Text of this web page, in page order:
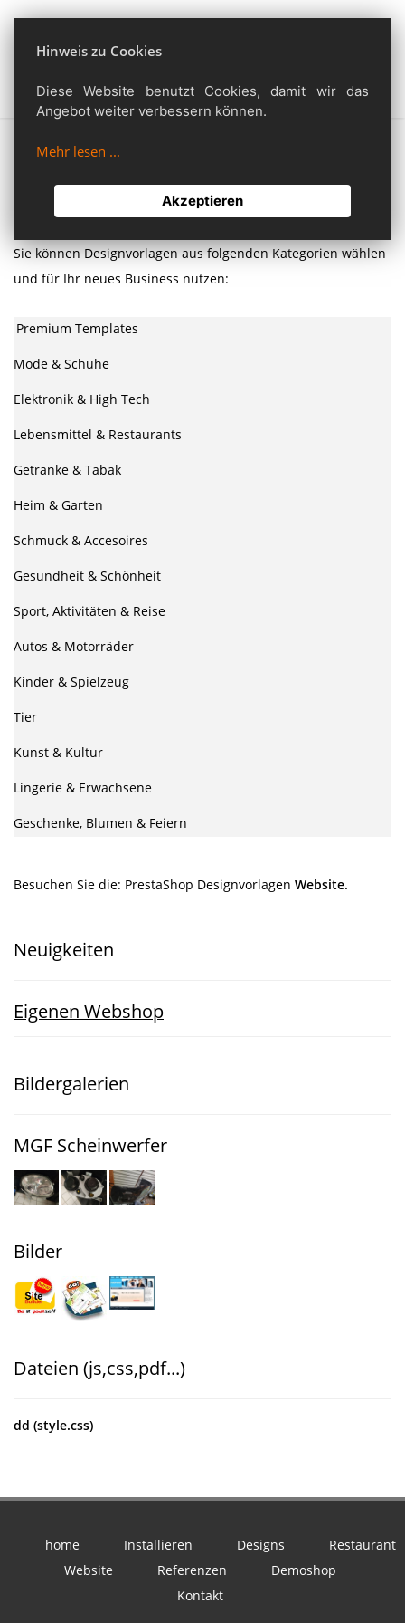
PrestaShop Easy
Installation
fertigen Designvorlagen.
Sie können Designvorlagen aus folgenden Kategorien wählen
und für Ihr neues Business nutzen:
Premium Templates
Mode & Schuhe
Elektronik & High Tech
Lebensmittel & Restaurants
Getränke & Tabak
Heim & Garten
Schmuck & Accesoires
Gesundheit & Schönheit
Sport, Aktivitäten & Reise
Autos & Motorräder
Kinder & Spielzeug
Tier
Kunst & Kultur
Lingerie & Erwachsene
Geschenke, Blumen & Feiern
Besuchen Sie die: PrestaShop Designvorlagen Website.
Neuigkeiten
Eigenen Webshop
Bildergalerien
MGF Scheinwerfer
Bilder
Dateien (js,css,pdf...)
dd (style.css)
home Installieren Designs
Restaurant
Website
Referenzen
Demoshop
Kontakt
Hinweis zu Cookies
Diese Website benutzt Cookies, damit wir das
Angebot weiter verbessern können.
Mehr lesen ...
Akzeptieren